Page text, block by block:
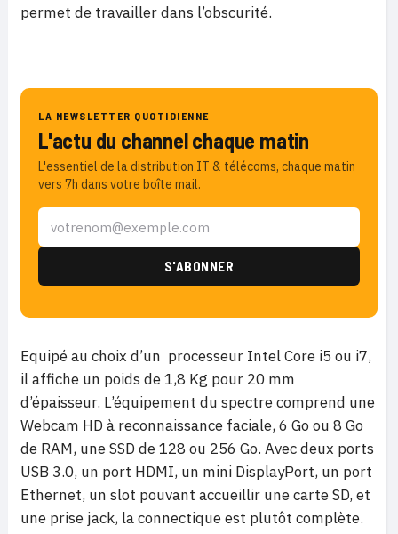
permet de travailler dans l’obscurité.
LA NEWSLETTER QUOTIDIENNE
L'actu du channel chaque matin
L'essentiel de la distribution IT & télécoms, chaque matin
vers 7h dans votre boîte mail.
Equipé au choix d’un processeur Intel Core i5 ou i7,
il affiche un poids de 1,8 Kg pour 20 mm
d’épaisseur. L’équipement du spectre comprend une
Webcam HD à reconnaissance faciale, 6 Go ou 8 Go
de RAM, une SSD de 128 ou 256 Go. Avec deux ports
USB 3.0, un port HDMI, un mini DisplayPort, un port
Ethernet, un slot pouvant accueillir une carte SD, et
une prise jack, la connectique est plutôt complète.